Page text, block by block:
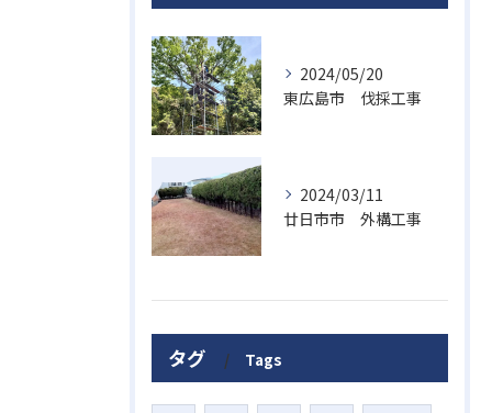
2024/05/20
東広島市 伐採工事
2024/03/11
廿日市市 外構工事
タグ Tags